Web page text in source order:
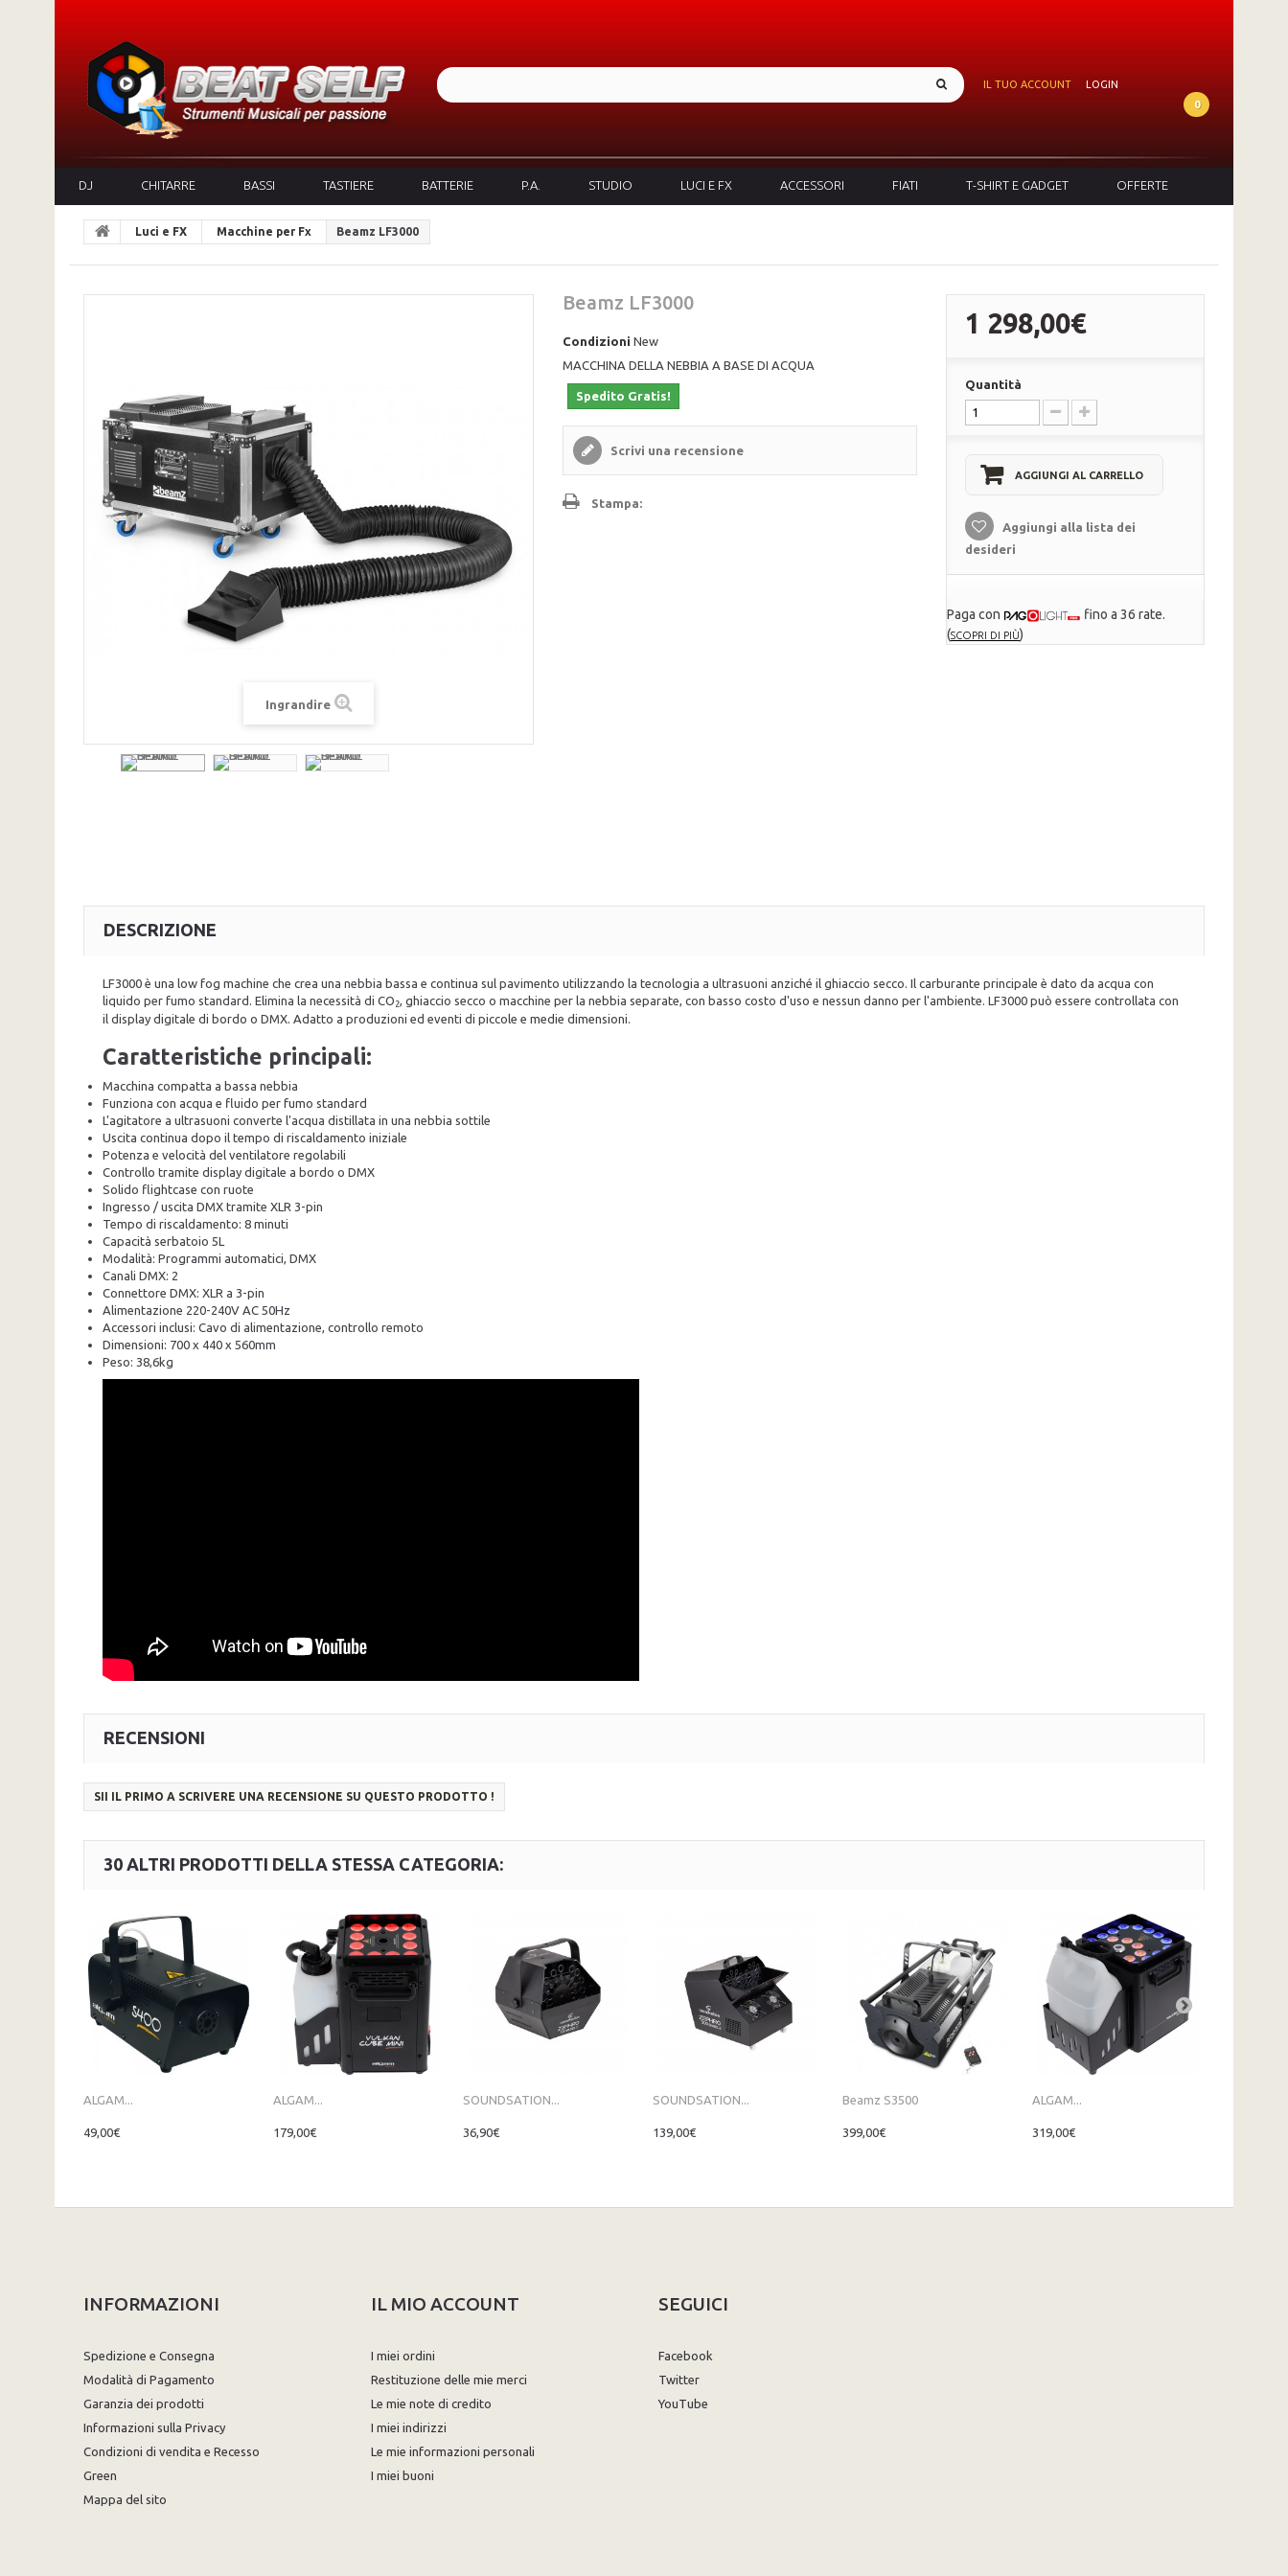
IL TUO ACCOUNT
LOGIN
0
DJ CHITARRE BASSI TASTIERE BATTERIE P.A. STUDIO LUCI E FX ACCESSORI FIATI T-SHIRT E GADGET OFFERTE
Luci e FX Macchine per Fx Beamz LF3000
Ingrandire
Beamz LF3000
Condizioni New
MACCHINA DELLA NEBBIA A BASE DI ACQUA
Spedito Gratis!
Scrivi una recensione
Stampa:
1 298,00€
Quantità
AGGIUNGI AL CARRELLO
Aggiungi alla lista dei
desideri
Paga con
fino a 36 rate.
(SCOPRI DI PIÙ)
DESCRIZIONE
LF3000 è una low fog machine che crea una nebbia bassa e continua sul pavimento utilizzando la tecnologia a ultrasuoni anziché il ghiaccio secco. Il carburante principale è dato da acqua con
liquido per fumo standard. Elimina la necessità di CO 2 , ghiaccio secco o macchine per la nebbia separate, con basso costo d'uso e nessun danno per l'ambiente. LF3000 può essere controllata con
il display digitale di bordo o DMX. Adatto a produzioni ed eventi di piccole e medie dimensioni.
Caratteristiche principali:
Macchina compatta a bassa nebbia
Funziona con acqua e fluido per fumo standard
L'agitatore a ultrasuoni converte l'acqua distillata in una nebbia sottile
Uscita continua dopo il tempo di riscaldamento iniziale
Potenza e velocità del ventilatore regolabili
Controllo tramite display digitale a bordo o DMX
Solido flightcase con ruote
Ingresso / uscita DMX tramite XLR 3-pin
Tempo di riscaldamento: 8 minuti
Capacità serbatoio 5L
Modalità: Programmi automatici, DMX
Canali DMX: 2
Connettore DMX: XLR a 3-pin
Alimentazione 220-240V AC 50Hz
Accessori inclusi: Cavo di alimentazione, controllo remoto
Dimensioni: 700 x 440 x 560mm
Peso: 38,6kg
RECENSIONI
SII IL PRIMO A SCRIVERE UNA RECENSIONE SU QUESTO PRODOTTO !
30 ALTRI PRODOTTI DELLA STESSA CATEGORIA:
ALGAM...
49,00€
ALGAM...
179,00€
SOUNDSATION...
36,90€
SOUNDSATION...
139,00€
Beamz S3500
399,00€
ALGAM...
319,00€
INFORMAZIONI
Spedizione e Consegna
Modalità di Pagamento
Garanzia dei prodotti
Informazioni sulla Privacy
Condizioni di vendita e Recesso
Green
Mappa del sito
IL MIO ACCOUNT
I miei ordini
Restituzione delle mie merci
Le mie note di credito
I miei indirizzi
Le mie informazioni personali
I miei buoni
SEGUICI
Facebook
Twitter
YouTube